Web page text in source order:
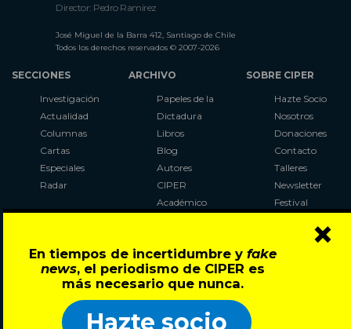
En tiempos de incertidumbre y fake
news, el periodismo de CIPER es
más necesario que nunca.
Hazte socio
×
Director: Pedro Ramírez
José Miguel de la Barra 412, Santiago de Chile
Todos los derechos reservados © 2007-2026
SECCIONES
Investigación
Actualidad
Columnas
Cartas
Especiales
Radar
ARCHIVO
Papeles de la
Dictadura
Libros
Blog
Autores
CIPER
Académico
Al Plebiscito
con CIPER
SOBRE CIPER
Hazte Socio
Nosotros
Donaciones
Contacto
Talleres
Newsletter
Festival